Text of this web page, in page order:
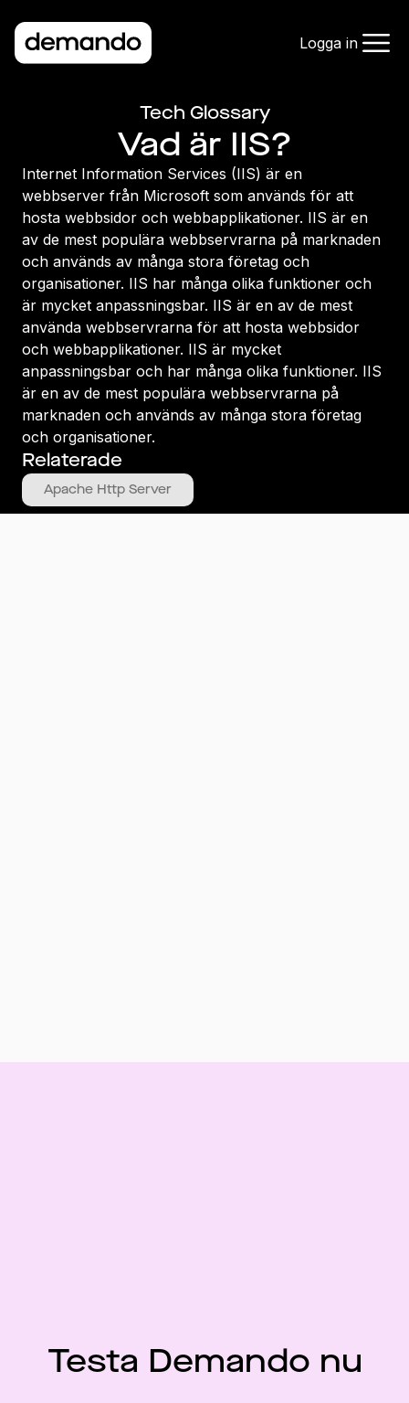
Logga in
Tech Glossary
Vad är IIS?
Internet Information Services (IIS) är en
webbserver från Microsoft som används för att
hosta webbsidor och webbapplikationer. IIS är en
av de mest populära webbservrarna på marknaden
och används av många stora företag och
organisationer. IIS har många olika funktioner och
är mycket anpassningsbar. IIS är en av de mest
använda webbservrarna för att hosta webbsidor
och webbapplikationer. IIS är mycket
anpassningsbar och har många olika funktioner. IIS
är en av de mest populära webbservrarna på
marknaden och används av många stora företag
och organisationer.
Relaterade
Apache Http Server
Testa Demando nu